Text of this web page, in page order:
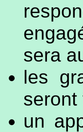
sera
les
seront
un